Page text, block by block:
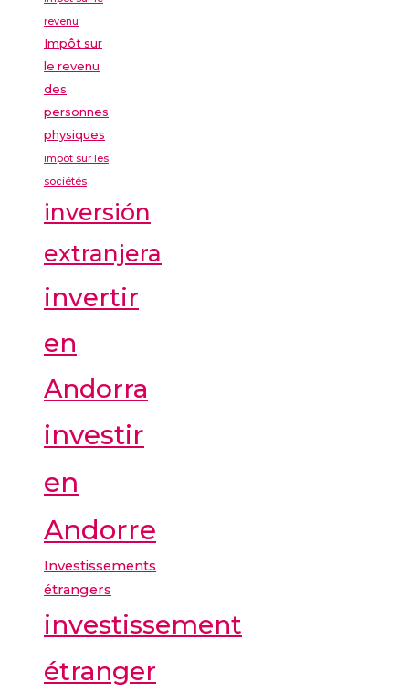
revenu
Impôt sur
le revenu
des
personnes
physiques
impôt sur les
sociétés
inversión
extranjera
invertir
en
Andorra
investir
en
Andorre
Investissements
étrangers
investissement
étranger